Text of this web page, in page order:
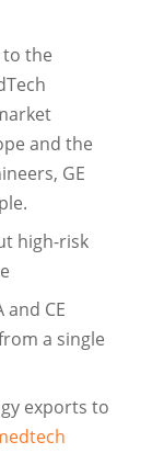
to the
and the
GE
high-risk
and CE
a single
exports to